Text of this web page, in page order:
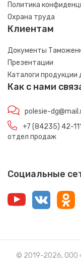
Политика
Охрана труда
Клиентам
Документы
Презентации
Каталоги продукции
Как с нами
polesie-
+7 (84235) 42-
отдел продаж
Социальные
© 2019-2026, ООО